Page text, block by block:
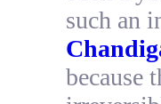
such an
because